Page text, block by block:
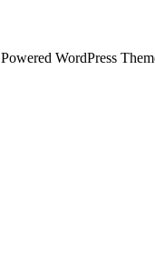
Powered WordPress